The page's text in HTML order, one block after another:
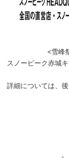
<雪峰
スノーピーク赤城
詳細については、